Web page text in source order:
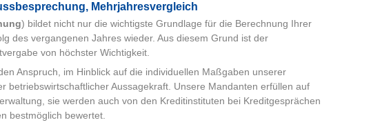
Mehrjahresvergleich
) bildet nicht nur die wichtigste Grundlage für die Berechnung Ihrer
des vergangenen Jahres wieder. Aus diesem Grund ist der
von höchster Wichtigkeit.
Anspruch, im Hinblick auf die individuellen Maßgaben unserer
Aussagekraft. Unsere Mandanten erfüllen auf
sie werden auch von den Kreditinstituten bei Kreditgesprächen
bestmöglich bewertet.